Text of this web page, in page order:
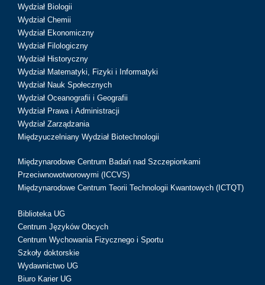
Wydział Biologii
Wydział Chemii
Wydział Ekonomiczny
Wydział Filologiczny
Wydział Historyczny
Wydział Matematyki, Fizyki i Informatyki
Wydział Nauk Społecznych
Wydział Oceanografii i Geografii
Wydział Prawa i Administracji
Wydział Zarządzania
Międzyuczelniany Wydział Biotechnologii
Międzynarodowe Centrum Badań nad Szczepionkami
Przeciwnowotworowymi (ICCVS)
Międzynarodowe Centrum Teorii Technologii Kwantowych (ICTQT)
Biblioteka UG
Centrum Języków Obcych
Centrum Wychowania Fizycznego i Sportu
Szkoły doktorskie
Wydawnictwo UG
Biuro Karier UG